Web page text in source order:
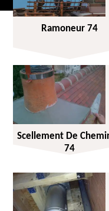
Ramoneur 74
Scellement De
74